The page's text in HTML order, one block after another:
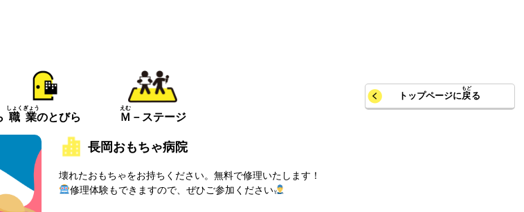
トップページに戻る
職業
しょくぎょう
のとびら Ｍ
えむ
－ステージ
長岡おもちゃ病院
壊れたおもちゃをお持ちください。無料で修理いたします！
修理体験もできますので、ぜひご参加ください